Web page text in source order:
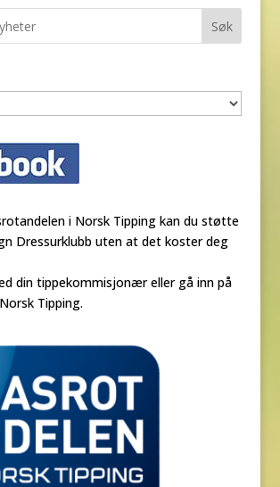
Søk
i Norsk Tipping kan du støtte
Dressurklubb uten at det koster deg
din tippekommisjonær eller gå inn på
Tipping.